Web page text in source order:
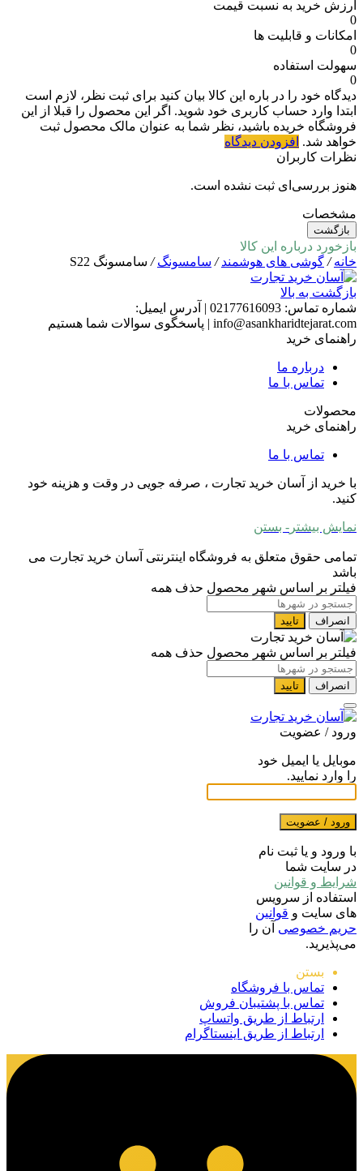
ارزش خرید به نسبت قیمت
0
امکانات و قابلیت ها
0
سهولت استفاده
0
دیدگاه خود را در باره این کالا بیان کنید برای ثبت نظر، لازم است
ابتدا وارد حساب کاربری خود شوید. اگر این محصول را قبلا از این
فروشگاه خریده باشید، نظر شما به عنوان مالک محصول ثبت
خواهد شد. افزودن دیدگاه
نظرات کاربران
هنوز بررسی‌ای ثبت نشده است.
مشخصات
بازگشت
بازخورد درباره این کالا
خانه/ گوشی های هوشمند/ سامسونگ/ سامسونگ S22
بازگشت به بالا
شماره تماس: 02177616093
| آدرس ایمیل:
info@asankharidtejarat.com
| پاسخگوی سوالات شما هستیم
راهنمای خرید
درباره ما
تماس با ما
محصولات
راهنمای خرید
تماس با ما
با خرید از آسان خرید تجارت ، صرفه جویی در وقت و هزینه خود
کنید.
نمایش بیشتر - بستن
تمامی حقوق متعلق به فروشگاه اینترنتی آسان خرید تجارت می
باشد
فیلتر بر اساس شهر محصول حذف همه
انصراف تایید
فیلتر بر اساس شهر محصول حذف همه
انصراف تایید
ورود / عضویت
موبایل یا ایمیل خود
را وارد نمایید.
ورود / عضویت
با ورود و یا ثبت نام
در سایت شما
شرایط و قوانین
استفاده از سرویس
های سایت و قوانین
حریم خصوصی آن را
می‌پذیرید.
بستن
تماس با فروشگاه
تماس با پشتیبان فروش
ارتباط از طریق واتساپ
ارتباط از طریق اینستاگرام